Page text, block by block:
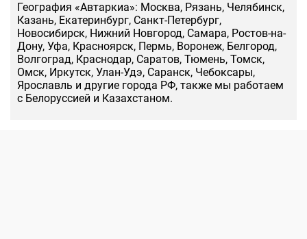
География «Автаркиа»: Москва, Рязань, Челябинск,
Казань, Екатеринбург, Санкт-Петербург,
Новосибирск, Нижний Новгород, Самара, Ростов-на-
Дону, Уфа, Красноярск, Пермь, Воронеж, Белгород,
Волгоград, Краснодар, Саратов, Тюмень, Томск,
Омск, Иркутск, Улан-Удэ, Саранск, Чебоксары,
Ярославль и другие города РФ, также мы работаем
с Белоруссией и Казахстаном.